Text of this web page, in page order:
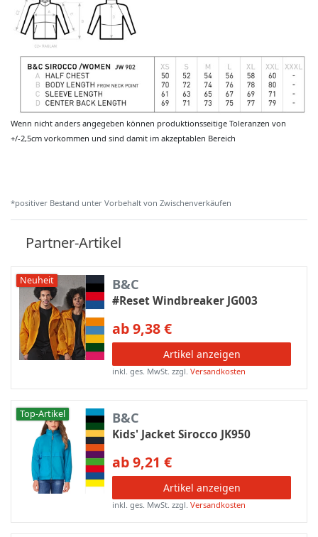
Wenn nicht anders angegeben können produktionsseitige Toleranzen von
+/-2,5cm vorkommen und sind damit im akzeptablen Bereich
*positiver Bestand unter Vorbehalt von Zwischenverkäufen
Partner-Artikel
Neuheit B&C
#Reset Windbreaker JG003
ab 9,38 €
Artikel anzeigen
inkl. ges. MwSt. zzgl.Versandkosten
Top-Artikel B&C
Kids' Jacket Sirocco JK950
ab 9,21 €
Artikel anzeigen
inkl. ges. MwSt. zzgl.Versandkosten